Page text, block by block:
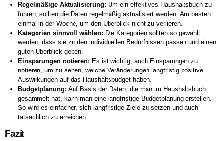
Regelmäßige Aktualisierung: Um ein effektives Haushaltsbuch zu
führen, sollten die Daten regelmäßig aktualisiert werden. Am besten
einmal in der Woche, um den Überblick nicht zu verlieren.
Kategorien sinnvoll wählen: Die Kategorien sollten so gewählt
werden, dass sie zu den individuellen Bedürfnissen passen und einen
guten Überblick geben.
Einsparungen notieren: Es ist wichtig, auch Einsparungen zu
notieren, um zu sehen, welche Veränderungen langfristig positive
Auswirkungen auf das Haushaltsbudget haben.
Budgetplanung: Auf Basis der Daten, die man im Haushaltsbuch
gesammelt hat, kann man eine langfristige Budgetplanung erstellen.
So wird es einfacher, sich langfristige Ziele zu setzen und auch
tatsächlich zu erreichen.
Fazit